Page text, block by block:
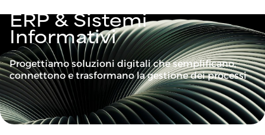
ERP & Sistemi
Informativi
Progettiamo soluzioni digitali che semplificano,
connettono e trasformano la gestione dei processi